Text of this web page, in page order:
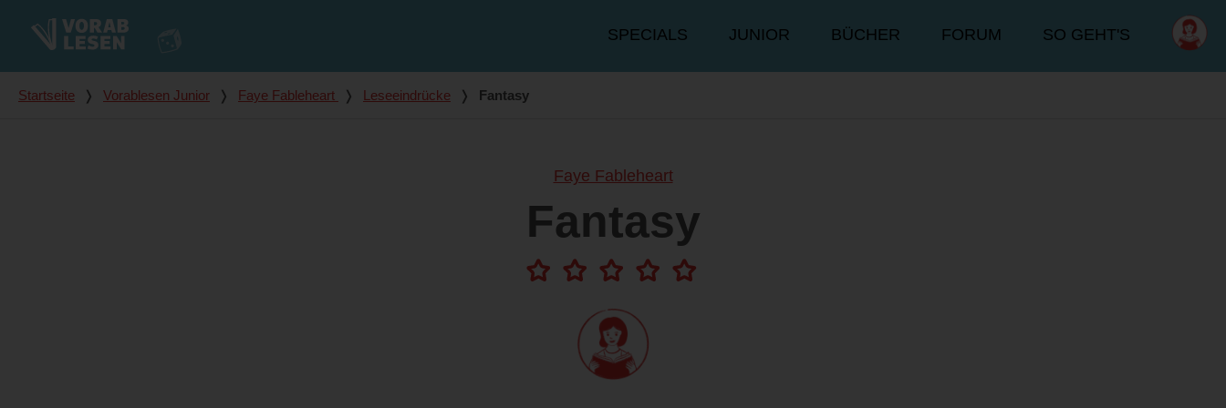
Hauptmenü
SPECIALS JUNIOR BÜCHER FORUM SO GEHT'S
Du bist hier
Startseite ❭ Vorablesen Junior ❭ Faye Fableheart ❭ Leseeindrücke ❭ Fantasy
Faye Fableheart
Fantasy